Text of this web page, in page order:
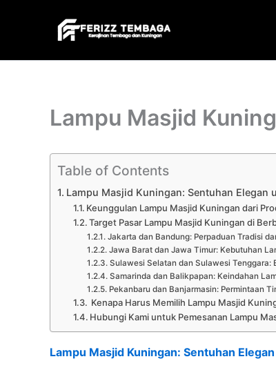
Lampu Masjid
Table of Contents
Lampu Masjid Kuningan: Sentuhan
Keunggulan Lampu Masjid Kuningan dari
Target Pasar Lampu Masjid Kuningan di
Jakarta dan Bandung: Perpaduan Tradisi
Jawa Barat dan Jawa Timur: Kebutuhan
Sulawesi Selatan dan Sulawesi
Samarinda dan Balikpapan: Keindahan
Pekanbaru dan Banjarmasin: Permintaan
Kenapa Harus Memilih Lampu Masjid
Hubungi Kami untuk Pemesanan Lampu
Lampu Masjid Kuningan: Sentuhan